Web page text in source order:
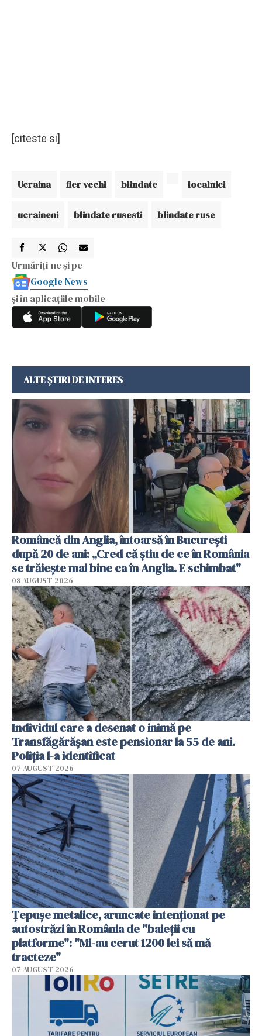
[citeste si]
Ucraina fier vechi blindate localnici
ucraineni blindate rusesti blindate ruse
Urmăriți-ne și pe
Google News
și în aplicațiile mobile
ALTE ȘTIRI DE INTERES
Româncă din Anglia, întoarsă în București
după 20 de ani: „Cred că știu de ce în România
se trăiește mai bine ca în Anglia. E schimbat"
08 AUGUST 2026
Individul care a desenat o inimă pe
Transfăgărășan este pensionar la 55 de ani.
Poliția l-a identificat
07 AUGUST 2026
Țepușe metalice, aruncate intenționat pe
autostrăzi în România de "baieții cu
platforme": "Mi-au cerut 1200 lei să mă
tracteze"
07 AUGUST 2026